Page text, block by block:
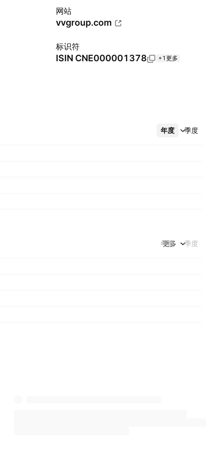
网站
vvgroup.com
标识符
ISIN CNE000001378 +1更多
年度 季度
更多
年度 季度
更多